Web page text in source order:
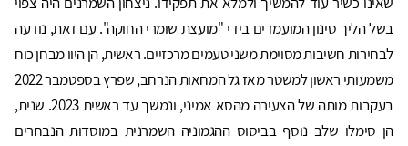
בשל הליך סינון המועמדים בידי "מועצת שומרי החוקה". עם זאת, נודעה
לבחירות חשיבות מסוימת משני טעמים מרכזיים. ראשית, הן היוו מבחן כוח
משמעותי ראשון למשטר מאז גל המחאות הנרחב, שפרץ בספטמבר 2022
בעקבות מותה של הצעירה מהסא אמיני, ונמשך עד ראשית 2023. שנית,
הן סימלו שלב נוסף בביסוס ההגמוניה השמרנית במוסדות הנבחרים